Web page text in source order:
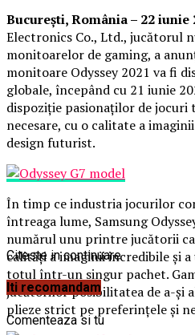
București, România – 22 iunie
Electronics Co., Ltd., jucătorul
monitoarelor de gaming, a
monitoare Odyssey 2021 va fi
globale, începând cu 21 iunie
dispoziție pasionaților de
necesare, cu o calitate a
design futurist.
În timp ce industria jocurilor
întreaga lume, Samsung
numărul unu printre jucătorii
calități a imaginii incredibile și
totul într-un singur pachet.
jucătorilor posibilitatea de a-și
plieze strict pe preferințele și
Citeste in continuare
Iti recomandam
Comenteaza si tu